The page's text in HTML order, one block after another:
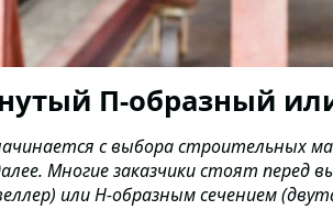
П-образный
с выбора строительных
Многие заказчики стоят перед
или Н-образным сечением